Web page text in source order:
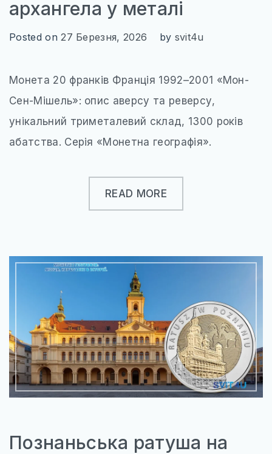
архангела у металі
Posted on27 Березня, 2026 by svit4u
Монета 20 франків Франція 1992–2001 «Мон-
Сен-Мішель»: опис аверсу та реверсу,
унікальний триметалевий склад, 1300 років
абатства. Серія «Монетна географія».
READ MORE
Познаньська ратуша на